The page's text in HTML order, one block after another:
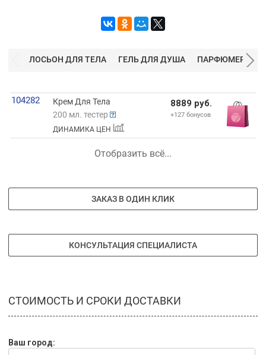
ЛОСЬОН ДЛЯ ТЕЛА ГЕЛЬ ДЛЯ ДУША ПАРФЮМЕРНАЯ
104282
Крем Для Тела
200 мл. тестер
ДИНАМИКА ЦЕН
8889 руб.
+127 бонусов
Отобразить всё...
ЗАКАЗ В ОДИН КЛИК
КОНСУЛЬТАЦИЯ СПЕЦИАЛИСТА
СТОИМОСТЬ И СРОКИ ДОСТАВКИ
Ваш город: